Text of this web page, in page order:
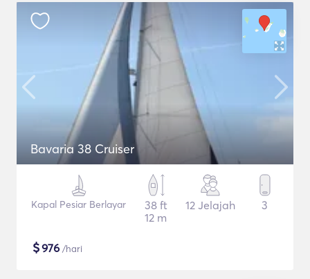
Bavaria 38 Cruiser
Kapal Pesiar Berlayar
38 ft
12 m
12 Jelajah 3
$976 /hari